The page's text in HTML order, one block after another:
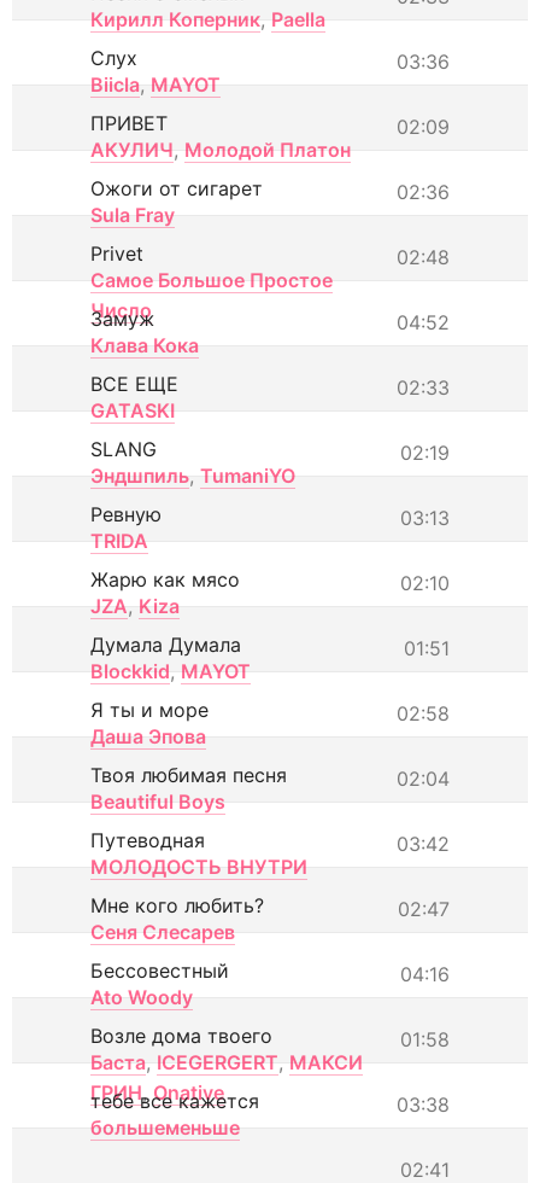
Кирилл Коперник, Paella
03:36
Слух
Biicla, MAYOT
02:09
ПРИВЕТ
АКУЛИЧ, Молодой Платон
02:36
Ожоги от сигарет
Sula Fray
02:48
Privet
Самое Большое Простое
Число
04:52
Замуж
Клава Кока
02:33
ВСЕ ЕЩЕ
GATASKI
02:19
SLANG
Эндшпиль, TumaniYO
03:13
Ревную
TRIDA
02:10
Жарю как мясо
JZA, Kiza
01:51
Думала Думала
Blockkid, MAYOT
02:58
Я ты и море
Даша Эпова
02:04
Твоя любимая песня
Beautiful Boys
03:42
Путеводная
МОЛОДОСТЬ ВНУТРИ
02:47
Мне кого любить?
Сеня Слесарев
04:16
Бессовестный
Ato Woody
01:58
Возле дома твоего
Баста, ICEGERGERT, МАКСИ
ГРИН, Onative 03:38
тебе все кажется
большеменьше
02:41